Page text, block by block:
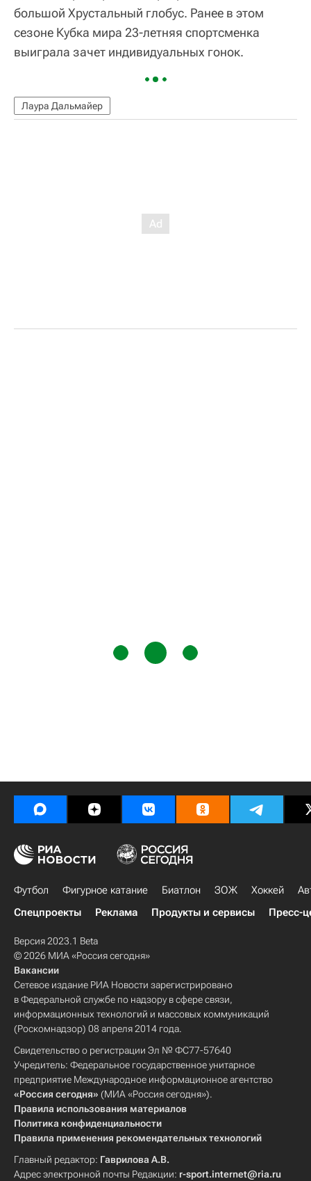
большой Хрустальный глобус. Ранее в этом
сезоне Кубка мира 23-летняя спортсменка
выиграла зачет индивидуальных гонок.
Лаура Дальмайер
Футбол Фигурное катание Биатлон ЗОЖ Хоккей
Спецпроекты
Реклама Продукты и сервисы Пресс-
Версия 2023.1 Beta
© 2026 МИА «Россия сегодня»
Вакансии
Сетевое издание РИА Новости зарегистрировано
в Федеральной службе по надзору в сфере связи,
информационных технологий и массовых коммуникаций
(Роскомнадзор) 08 апреля 2014 года.
Свидетельство о регистрации Эл № ФС77-57640
Учредитель: Федеральное государственное унитарное
предприятие Международное информационное агентство
«Россия сегодня» (МИА «Россия сегодня»).
Правила использования материалов
Политика конфиденциальности
Правила применения рекомендательных технологий
Главный редактор: Гаврилова А.В.
Адрес электронной почты Редакции: r-sport.internet@ria.ru